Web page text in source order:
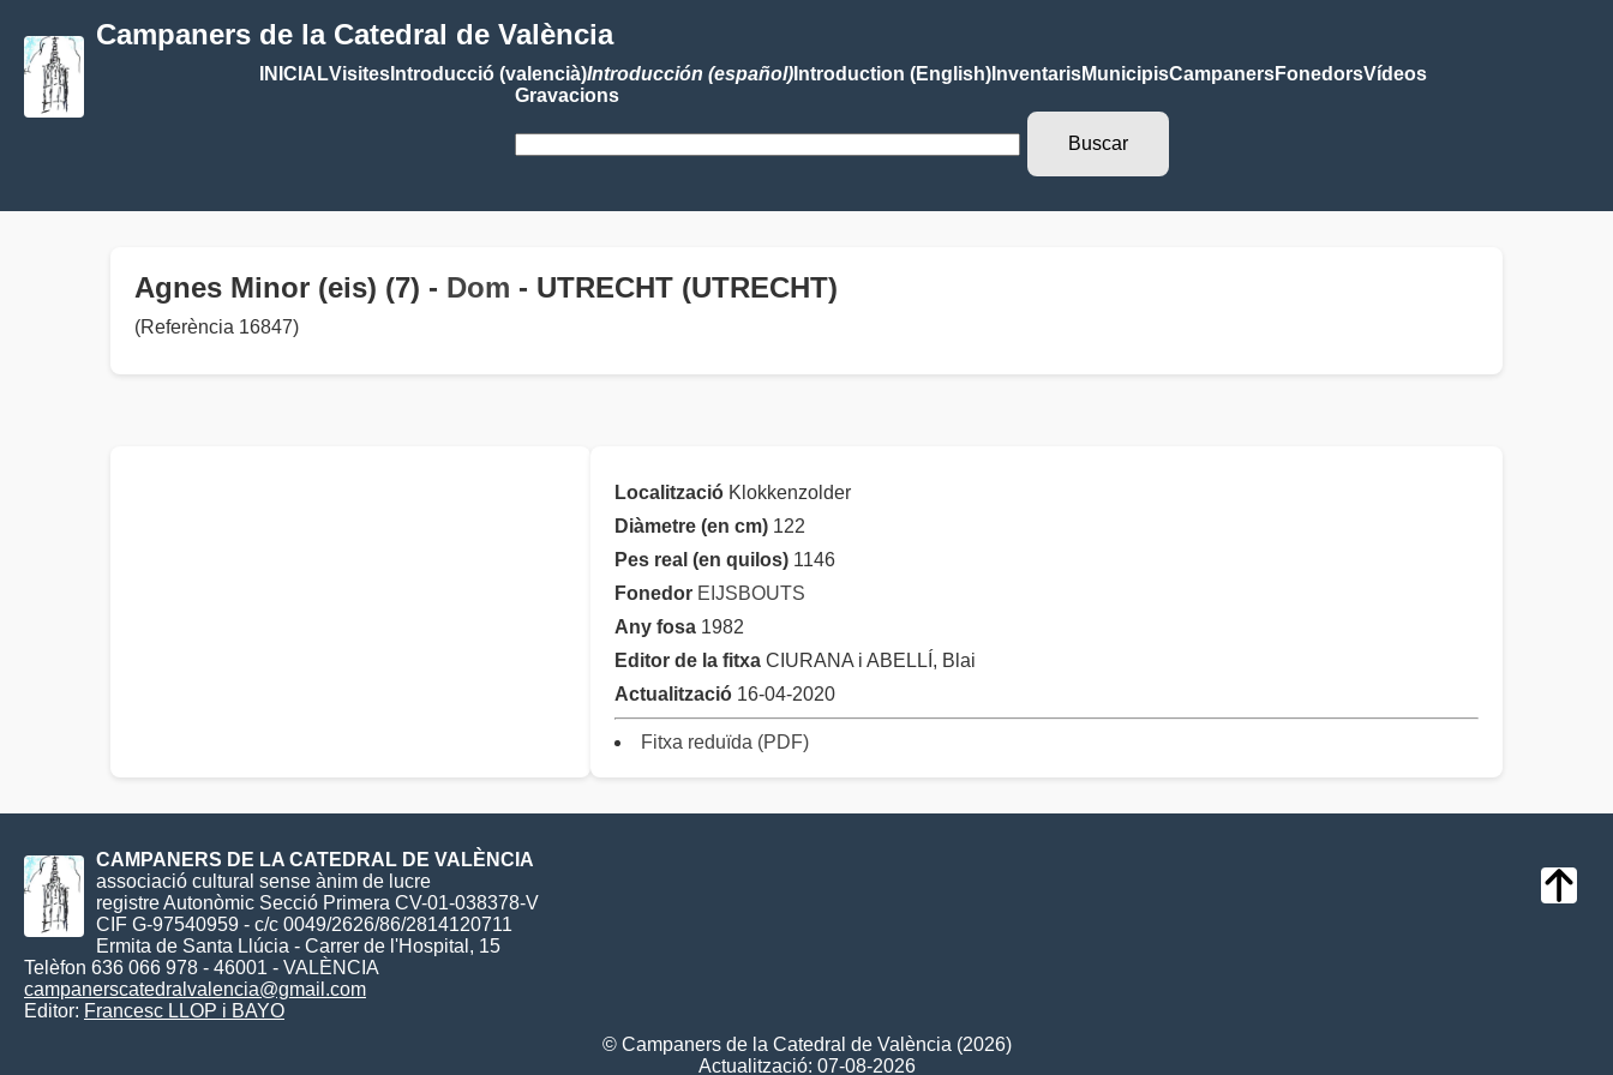
Campaners de la Catedral de València
INICIALVisitesIntroducció (valencià)Introducción (español)Introduction (English)InventarisMunicipisCampanersFonedorsVídeos
Gravacions
Agnes Minor (eis) (7) - Dom - UTRECHT (UTRECHT)
(Referència 16847)
Localització Klokkenzolder
Diàmetre (en cm) 122
Pes real (en quilos) 1146
Fonedor EIJSBOUTS
Any fosa 1982
Editor de la fitxa CIURANA i ABELLÍ, Blai
Actualització 16-04-2020
Fitxa reduïda (PDF)
CAMPANERS DE LA CATEDRAL DE VALÈNCIA
associació cultural sense ànim de lucre
registre Autonòmic Secció Primera CV-01-038378-V
CIF G-97540959 - c/c 0049/2626/86/2814120711
Ermita de Santa Llúcia - Carrer de l'Hospital, 15
Telèfon 636 066 978 - 46001 - VALÈNCIA
campanerscatedralvalencia@gmail.com
Editor: Francesc LLOP i BAYO
© Campaners de la Catedral de València (2026)
Actualització: 07-08-2026